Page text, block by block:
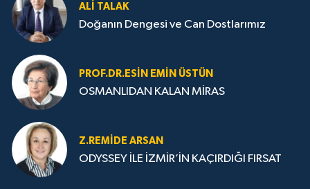
ALI TALAK
Doğanın Dengesi ve Can Dostlarımız
PROF.DR.ESIN EMIN ÜSTÜN
OSMANLIDAN KALAN MİRAS
Z.REMIDE ARSAN
ODYSSEY İLE İZMİR’İN KAÇIRDIĞI FIRSAT